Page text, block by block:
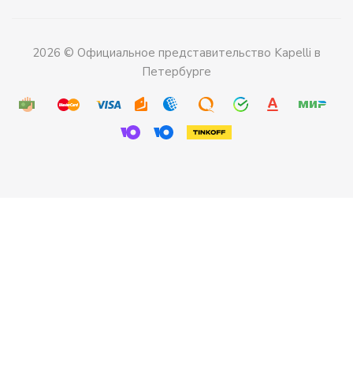
2026 © Официальное представительство Kapelli в
Петербурге